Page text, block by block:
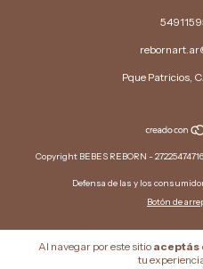
Al navegar por este sitio aceptás
tu
Pque Patricios,
Copyright BEBES REBORN -
Defensa de las y los
Botón de